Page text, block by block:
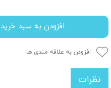
افزودن به سبد خرید
افزودن به علاقه مندی ها
نظرات